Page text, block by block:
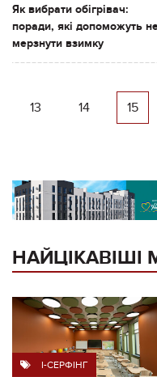
Як вибрати обігрівач:
поради, які допоможуть
мерзнути взимку
13
14 15
НАЙЦІКАВІШІ
I-СЕРФІНГ